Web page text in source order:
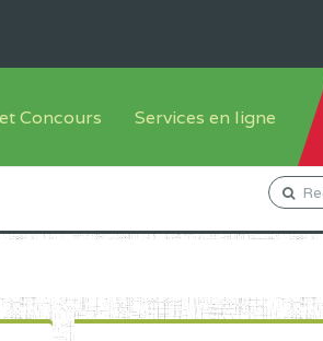
système francophone
Concours Services en ligne
Orientation Conseil
Gestion du Personnel